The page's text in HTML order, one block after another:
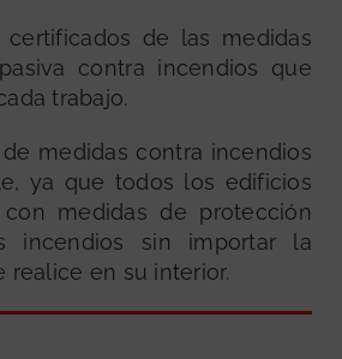
certificados de las medidas
contra incendios que
trabajo.
medidas contra incendios
ya que todos los edificios
medidas de protección
incendios sin importar la
realice en su interior.